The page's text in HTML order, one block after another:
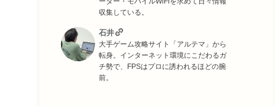
収集している。
石井
大手ゲーム攻略サイト「アルテマ」から
転身。インターネット環境にこだわるガ
チ勢で、FPSはプロに誘われるほどの腕
前。